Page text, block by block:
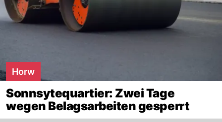
Horw
Sonnsytequartier: Zwei Tage
wegen Belagsarbeiten gesperrt